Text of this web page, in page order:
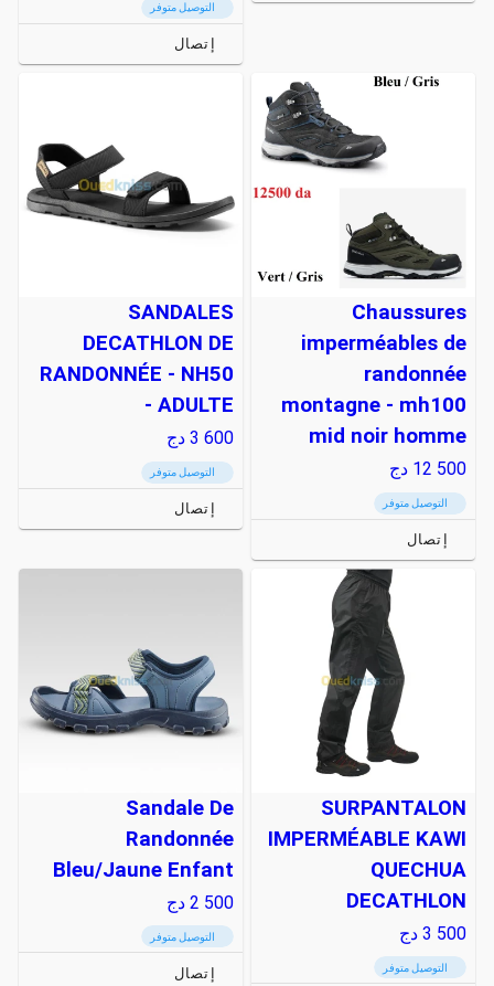
التوصيل متوفر
إتصال
Chaussures
imperméables de
randonnée
montagne - mh100
mid noir homme
12 500 دج
التوصيل متوفر
إتصال
SANDALES
DECATHLON DE
RANDONNÉE - NH50
- ADULTE
3 600 دج
التوصيل متوفر
إتصال
SURPANTALON
IMPERMÉABLE KAWI
QUECHUA
DECATHLON
3 500 دج
التوصيل متوفر
Sandale De
Randonnée
Bleu/Jaune Enfant
2 500 دج
التوصيل متوفر
إتصال